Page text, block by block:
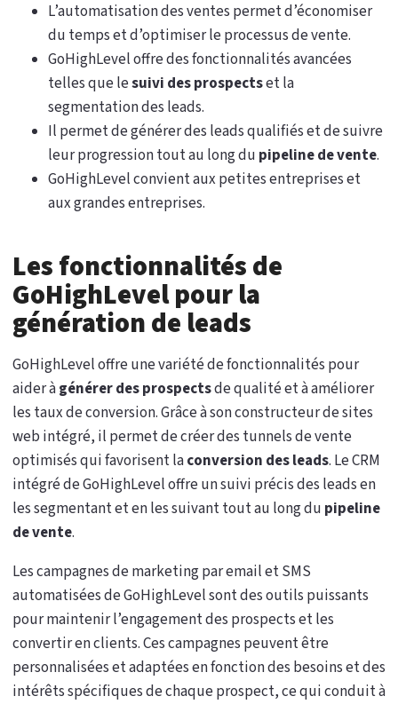
L’automatisation des ventes permet d’économiser
du temps et d’optimiser le processus de vente.
GoHighLevel offre des fonctionnalités avancées
telles que lesuivi des prospectset la
segmentation des leads.
Il permet de générer des leads qualifiés et de suivre
leur progression tout au long du pipeline de vente.
GoHighLevel convient aux petites entreprises et
aux grandes entreprises.
Les fonctionnalités de
GoHighLevel pour la
génération de leads
GoHighLevel offre une variété de fonctionnalités pour
aider àgénérer des prospectsde qualité et à améliorer
les taux de conversion. Grâce à son constructeur de sites
web intégré, il permet de créer des tunnels de vente
optimisés qui favorisent laconversion des leads. Le CRM
intégré de GoHighLevel offre un suivi précis des leads en
les segmentant et en les suivant tout au long du pipeline
de vente.
Les campagnes de marketing par email et SMS
automatisées de GoHighLevel sont des outils puissants
pour maintenir l’engagement des prospects et les
convertir en clients. Ces campagnes peuvent être
personnalisées et adaptées en fonction des besoins et des
intérêts spécifiques de chaque prospect, ce qui conduit à